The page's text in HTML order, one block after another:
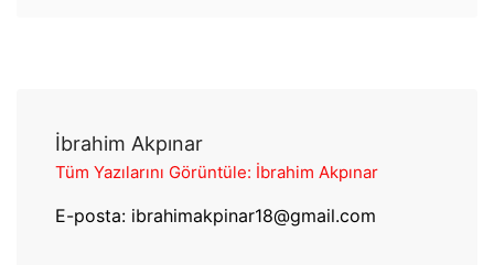
İbrahim Akpınar
Tüm Yazılarını Görüntüle: İbrahim Akpınar
E-posta: ibrahimakpinar18@gmail.com